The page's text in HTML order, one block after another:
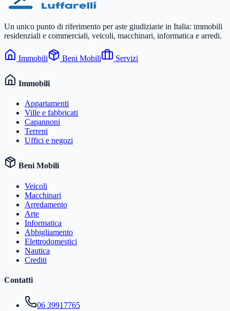
Un unico punto di riferimento per aste giudiziarie in Italia: immobili
residenziali e commerciali, veicoli, macchinari, informatica e arredi.
Immobili Beni Mobili Servizi
Immobili
Appartamenti
Ville e fabbricati
Capannoni
Terreni
Uffici e negozi
Beni Mobili
Veicoli
Macchinari
Arredamento
Arte
Informatica
Abbigliamento
Elettrodomestici
Nautica
Crediti
Contatti
06 39917765